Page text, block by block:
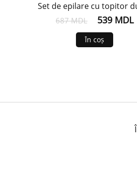
Set de epilare cu topitor
687 MDL 539 MDL
În coș